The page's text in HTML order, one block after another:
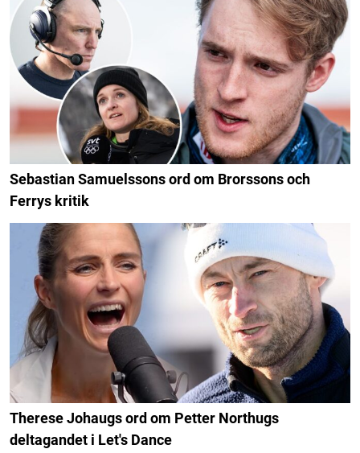
Sebastian Samuelssons ord om Brorssons och
Ferrys kritik
Therese Johaugs ord om Petter Northugs
deltagandet i Let's Dance